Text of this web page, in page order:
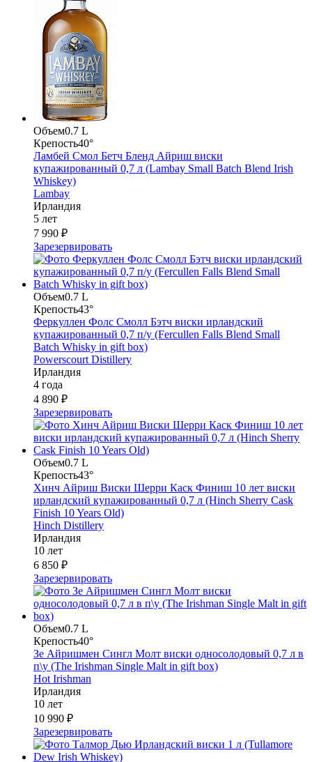
Объем0.7 L
Крепость40°
Ламбей Смол Бетч Бленд Айриш виски
купажированный 0,7 л (Lambay Small Batch Blend Irish
Whiskey)
Lambay
Ирландия
5 лет
7 990 ₽
Зарезервировать
Объем0.7 L
Крепость43°
Феркуллен Фолс Смолл Бэтч виски ирландский
купажированный 0,7 п/у (Fercullen Falls Blend Small
Batch Whisky in gift box)
Powerscourt Distillery
Ирландия
4 года
4 890 ₽
Зарезервировать
Объем0.7 L
Крепость43°
Хинч Айриш Виски Шерри Каск Финиш 10 лет виски
ирландский купажированный 0,7 л (Hinch Sherry Cask
Finish 10 Years Old)
Hinch Distillery
Ирландия
10 лет
6 850 ₽
Зарезервировать
Объем0.7 L
Крепость40°
Зе Айришмен Сингл Молт виски односолодовый 0,7 л в
п\у (The Irishman Single Malt in gift box)
Hot Irishman
Ирландия
10 лет
10 990 ₽
Зарезервировать